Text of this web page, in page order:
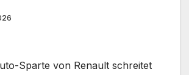
Sparte von Renault schreitet